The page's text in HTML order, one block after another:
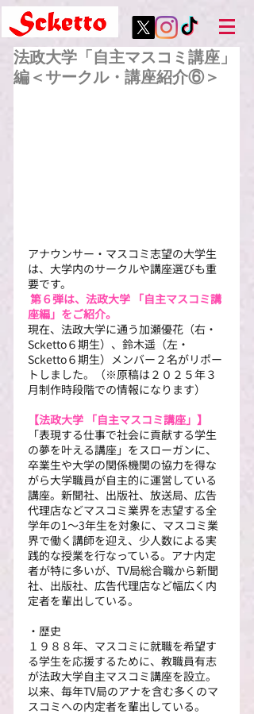
法政大学「自主マスコミ講座」
編＜サークル・講座紹介⑥＞
アナウンサー・マスコミ志望の大学生
は、大学内のサークルや講座選びも重
要です。
第６弾は、法政大学 「自主マスコミ講
座編」をご紹介。
現在、法政大学に通う加瀬優花（右・
Scketto６期生）、鈴木遥（左・
Scketto６期生）メンバー２名がリポー
トしました。（※原稿は２０２５年３
月制作時段階での情報になります）
【法政大学 「自主マスコミ講座」】
「表現する仕事で社会に貢献する学生
の夢を叶える講座」をスローガンに、
卒業生や大学の関係機関の協力を得な
がら大学職員が自主的に運営している
講座。新聞社、出版社、放送局、広告
代理店などマスコミ業界を志望する全
学年の1〜3年生を対象に、マスコミ業
界で働く講師を迎え、少人数による実
践的な授業を行なっている。アナ内定
者が特に多いが、TV局総合職から新聞
社、出版社、広告代理店など幅広く内
定者を輩出している。
・歴史
１９８８年、マスコミに就職を希望す
る学生を応援するために、教職員有志
が法政大学自主マスコミ講座を設立。
以来、毎年TV局のアナを含む多くのマ
スコミへの内定者を輩出している。